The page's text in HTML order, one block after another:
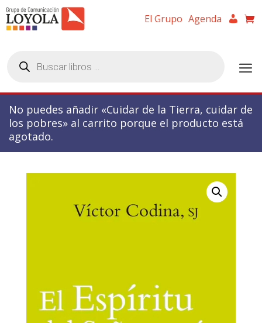
El Grupo Agenda
productos
No puedes añadir «Cuidar de la Tierra, cuidar de
los pobres» al carrito porque el producto está
agotado.